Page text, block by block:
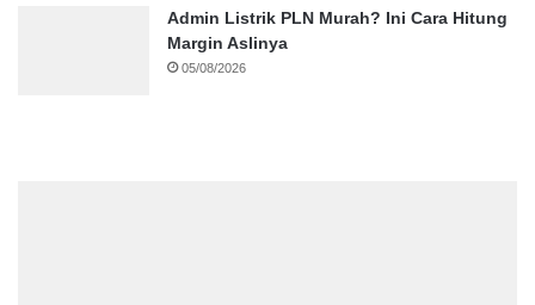
Admin Listrik PLN Murah? Ini Cara Hitung
Margin Aslinya
05/08/2026